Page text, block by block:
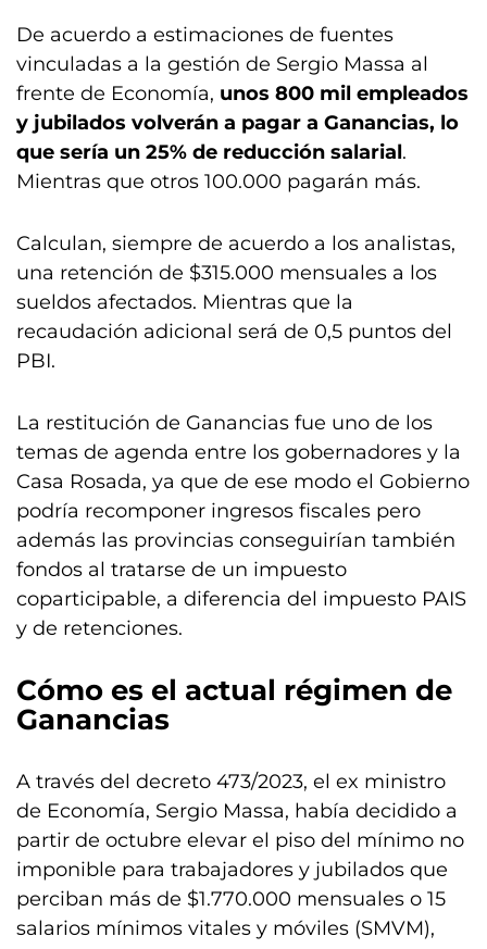
De acuerdo a estimaciones de fuentes
vinculadas a la gestión de Sergio Massa al
frente de Economía, unos 800 mil empleados
y jubilados volverán a pagar a Ganancias, lo
que sería un 25% de reducción salarial.
Mientras que otros 100.000 pagarán más.
Calculan, siempre de acuerdo a los analistas,
una retención de $315.000 mensuales a los
sueldos afectados. Mientras que la
recaudación adicional será de 0,5 puntos del
PBI.
La restitución de Ganancias fue uno de los
temas de agenda entre los gobernadores y la
Casa Rosada, ya que de ese modo el Gobierno
podría recomponer ingresos fiscales pero
además las provincias conseguirían también
fondos al tratarse de un impuesto
coparticipable, a diferencia del impuesto PAIS
y de retenciones.
Cómo es el actual régimen de
Ganancias
A través del decreto 473/2023, el ex ministro
de Economía, Sergio Massa, había decidido a
partir de octubre elevar el piso del mínimo no
imponible para trabajadores y jubilados que
perciban más de $1.770.000 mensuales o 15
salarios mínimos vitales y móviles (SMVM),